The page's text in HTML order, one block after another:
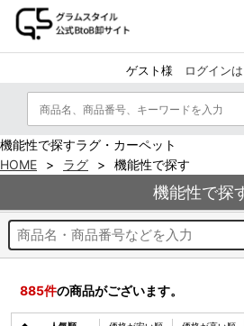
ゲスト様 ログイン
機能性で探すラグ・カーペット
HOME
ラグ 機能性で探す
機能性で探
885件の商品がございます。